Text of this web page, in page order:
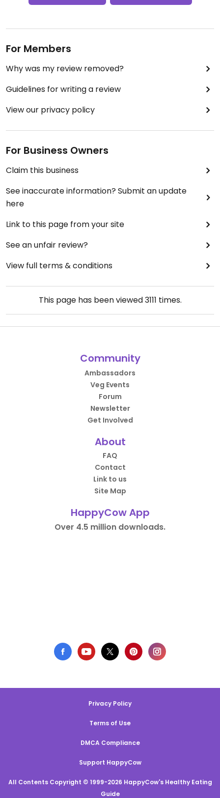
For Members
Why was my review removed?
Guidelines for writing a review
View our privacy policy
For Business Owners
Claim this business
See inaccurate information? Submit an update
here
Link to this page from your site
See an unfair review?
View full terms & conditions
This page has been viewed3111 times.
Community
Ambassadors
Veg Events
Forum
Newsletter
Get Involved
About
FAQ
Contact
Link to us
Site Map
HappyCow App
Over 4.5 million downloads.
Privacy Policy
Terms of Use
DMCA Compliance
Support HappyCow
All Contents Copyright © 1999-2026 HappyCow's Healthy Eating
Guide